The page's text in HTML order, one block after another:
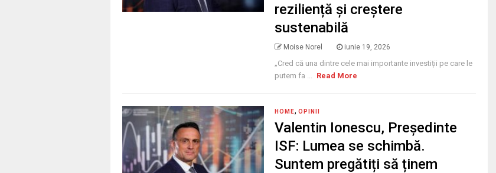
reziliență și creștere
sustenabilă
Moise Norel iunie 19, 2026
„Cred că una dintre cele mai importante investiții pe care le
putem fa ... Read More
HOME, OPINII
Valentin Ionescu, Președinte
ISF: Lumea se schimbă.
Suntem pregătiți să ținem